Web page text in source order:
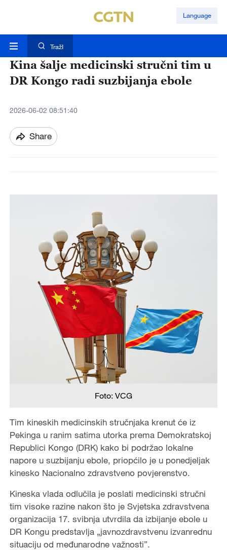
Language
TražI
Kina šalje medicinski stručni tim u
DR Kongo radi suzbijanja ebole
2026-06-02 08:51:40
Share
Foto: VCG
Tim kineskih medicinskih stručnjaka krenut će iz
Pekinga u ranim satima utorka prema Demokratskoj
Republici Kongo (DRK) kako bi podržao lokalne
napore u suzbijanju ebole, priopćilo je u ponedjeljak
kinesko Nacionalno zdravstveno povjerenstvo.
Kineska vlada odlučila je poslati medicinski stručni
tim visoke razine nakon što je Svjetska zdravstvena
organizacija 17. svibnja utvrdila da izbijanje ebole u
DR Kongu predstavlja „javnozdravstvenu izvanrednu
situaciju od međunarodne važnosti”.